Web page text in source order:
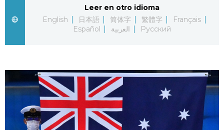
Русский
Vida
Guía de Japón
Vídeos e imágenes
Leer en otro idioma
English
日本語 简体字 繁體字
Français
Español
العربية Русский